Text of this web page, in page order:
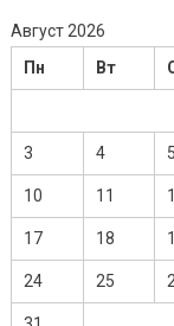
Август 2026
Пн
Вт
3 4 5
10 11
17 18
24 25